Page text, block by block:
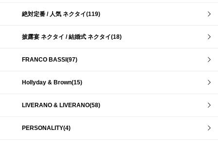
絶対定番 / 人気 ネクタイ(119)
披露宴 ネクタイ / 結婚式 ネクタイ(18)
FRANCO BASSI(97)
Hollyday & Brown(15)
LIVERANO & LIVERANO(58)
PERSONALITY(4)